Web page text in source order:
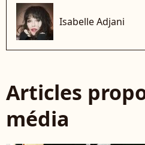
Isabelle Adjani
Articles
média